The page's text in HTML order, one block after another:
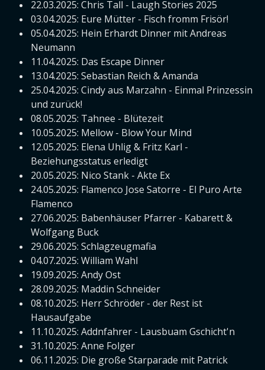
22.03.2025: Chris Tall - Laugh Stories 2025
03.04.2025: Eure Mütter - Fisch fromm Frisör!
05.04.2025: Hein Erhardt Dinner mit Andreas
Neumann
11.04.2025: Das Escape Dinner
13.04.2025: Sebastian Reich & Amanda
25.04.2025: Cindy aus Marzahn - Einmal Prinzessin
und zurück!
08.05.2025: Tahnee - Blütezeit
10.05.2025: Mellow - Blow Your Mind
12.05.2025: Elena Uhlig & Fritz Karl -
Beziehungsstatus erledigt
20.05.2025: Nico Stank - Akte Ex
24.05.2025: Flamenco Jose Satorre - El Puro Arte
Flamenco
27.06.2025: Babenhäuser Pfarrer - Kabarett &
Wolfgang Buck
29.06.2025: Schlagzeugmafia
04.07.2025: William Wahl
19.09.2025: Andy Ost
28.09.2025: Maddin Schneider
08.10.2025: Herr Schröder - der Rest ist
Hausaufgabe
11.10.2025: Addnfahrer - Lausbuam Gschicht'n
31.10.2025: Anne Folger
06.11.2025: Die große Starparade mit Patrick